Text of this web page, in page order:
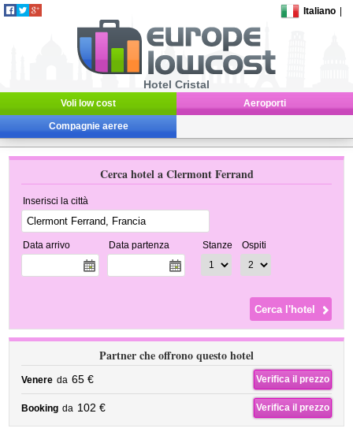
Italiano
Hotel Cristal
Voli low cost Aeroporti
Compagnie aeree
Cerca hotel a Clermont Ferrand
Inserisci la città
Data arrivo Data partenza Stanze Ospiti
Partner che offrono questo hotel
Venere da 65 € Verifica il prezzo
Booking da 102 € Verifica il prezzo